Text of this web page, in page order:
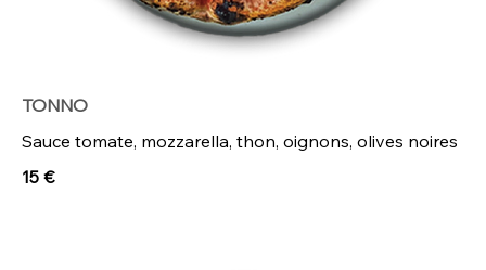
TONNO
Sauce tomate, mozzarella, thon, oignons, olives noires
15 €